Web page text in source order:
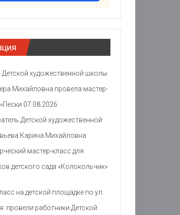
Детской художественной школы
Михайловна провела мастер-
07.08.2026
Детской художественной
Карина Михайловна
мастер-класс для
детского сада «Колокольчик»
на детской площадке по ул.
провели работники Детской